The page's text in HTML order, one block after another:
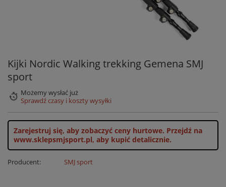
Kijki Nordic Walking trekking Gemena SMJ
sport
Możemy wysłać już
Sprawdź czasy i koszty wysyłki
Zarejestruj się, aby zobaczyć ceny hurtowe. Przejdź na
www.sklepsmjsport.pl, aby kupić detalicznie.
Producent: SMJ sport